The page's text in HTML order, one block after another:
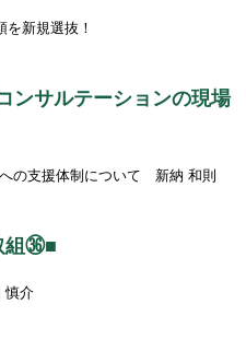
新規選抜！
サルテーションの現場
の支援体制について 新納 和則
組㊱■
慎介